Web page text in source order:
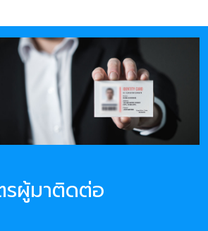
รผู้มาติดต่อ